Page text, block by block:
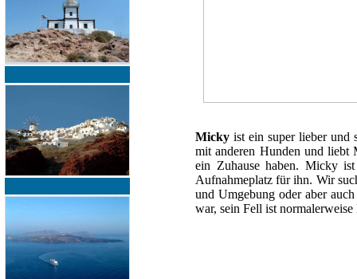
Micky ist ein super lieber und
mit anderen Hunden und liebt
ein Zuhause haben. Micky
Aufnahmeplatz für ihn. Wir
und Umgebung oder aber
war, sein Fell ist